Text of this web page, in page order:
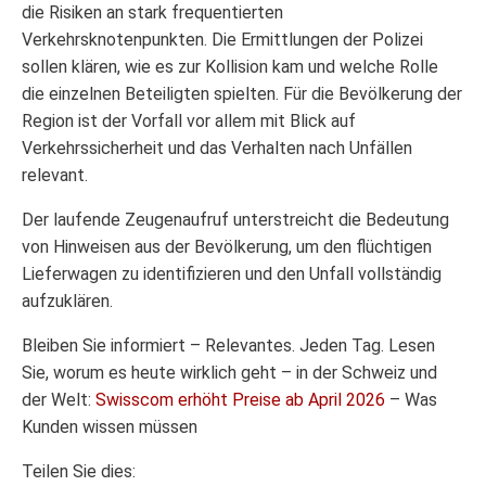
die Risiken an stark frequentierten
Verkehrsknotenpunkten. Die Ermittlungen der Polizei
sollen klären, wie es zur Kollision kam und welche Rolle
die einzelnen Beteiligten spielten. Für die Bevölkerung der
Region ist der Vorfall vor allem mit Blick auf
Verkehrssicherheit und das Verhalten nach Unfällen
relevant.
Der laufende Zeugenaufruf unterstreicht die Bedeutung
von Hinweisen aus der Bevölkerung, um den flüchtigen
Lieferwagen zu identifizieren und den Unfall vollständig
aufzuklären.
Bleiben Sie informiert – Relevantes. Jeden Tag. Lesen
Sie, worum es heute wirklich geht – in der Schweiz und
der Welt: Swisscom erhöht Preise ab April 2026 – Was
Kunden wissen müssen
Teilen Sie dies: